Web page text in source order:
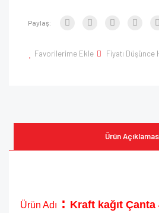
Paylaş:
Favorilerime Ekle Fiyatı Düşünce
Ürün
Ürün Adı : Kraft kağıt Çanta